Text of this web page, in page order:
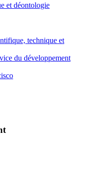
et déontologie
technique et
du développement